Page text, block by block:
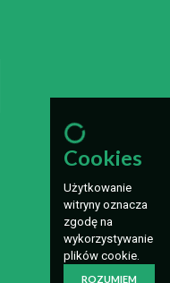
Cookies
Użytkowanie
witryny oznacza
zgodę na
wykorzystywanie
plików cookie.
ROZUMIEM